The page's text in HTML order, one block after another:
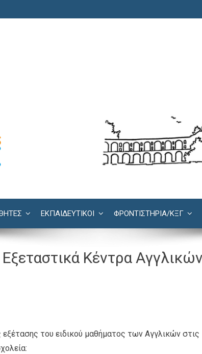
ΕΚΠΑΙΔΕΥΤΙΚΟΙ ΦΡΟΝΤΙΣΤΉΡΙΑ/KΞΓ
Κέντρα Αγγλικών
του ειδικού μαθήματος των Αγγλικών στις